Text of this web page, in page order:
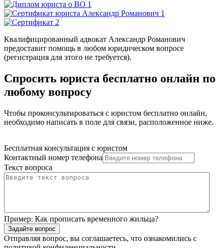
Квалифицированный адвокат Александр Романович
предоставит помощь в любом юридическом вопросе
(регистрация для этого не требуется).
Спросить юриста бесплатно онлайн по
любому вопросу
Чтобы проконсультироваться с юристом бесплатно онлайн,
необходимо написать в поле для связи, расположенное ниже.
Бесплатная консультация с юристом
Контактный номер телефона
Текст вопроса
Пример: Как прописать временного жильца?
Задайте вопрос
Отправляя вопрос, вы соглашаетесь, что ознакомились с